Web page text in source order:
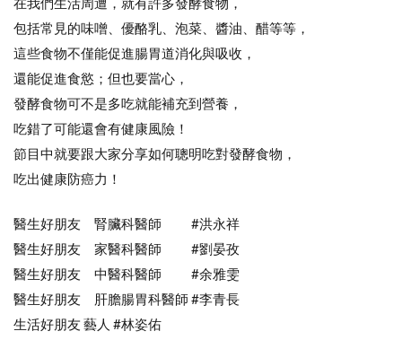
包括常見的味噌、優酪乳、泡菜、醬油、醋等等，
這些食物不僅能促進腸胃道消化與吸收，
還能促進食慾；但也要當心，
發酵食物可不是多吃就能補充到營養，
吃錯了可能還會有健康風險！
節目中就要跟大家分享如何聰明吃對發酵食物，
吃出健康防癌力！
醫生好朋友 腎臟科醫師 #洪永祥
醫生好朋友 家醫科醫師 #劉晏孜
醫生好朋友 中醫科醫師 #余雅雯
醫生好朋友 肝膽腸胃科醫師 #李青長
生活好朋友 藝人 #林姿佑